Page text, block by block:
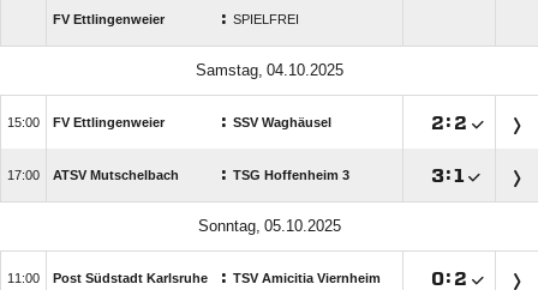
FV Ettlingenweier : SPIELFREI
 
 FV Ettlingenweier : SSV Waghäusel : 
 ATSV Mutschelbach : TSG Hoffenheim 3 :
 
 Post Südstadt Karlsruhe : TSV Amicitia Viernheim : 